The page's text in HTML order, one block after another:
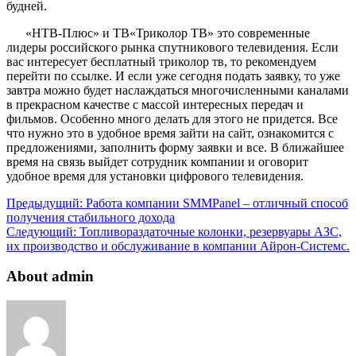
будней.
«НТВ-Плюс» и ТВ«Триколор ТВ» это современные
лидеры российского рынка спутникового телевидения. Если
вас интересует бесплатный триколор тв, то рекомендуем
перейти по ссылке. И если уже сегодня подать заявку, то уже
завтра можно будет наслаждаться многочисленными каналами
в прекрасном качестве с массой интересных передач и
фильмов. Особенно много делать для этого не придется. Все
что нужно это в удобное время зайти на сайт, ознакомится с
предложениями, заполнить форму заявки и все. В ближайшее
время на связь выйдет сотрудник компании и оговорит
удобное время для установки цифрового телевидения.
Предыдущий: Работа компании SMMPanel – отличный способ
получения стабильного дохода
Следующий: Топливораздаточные колонки, резервуары АЗС,
их производство и обслуживание в компании Айрон-Системс.
About admin